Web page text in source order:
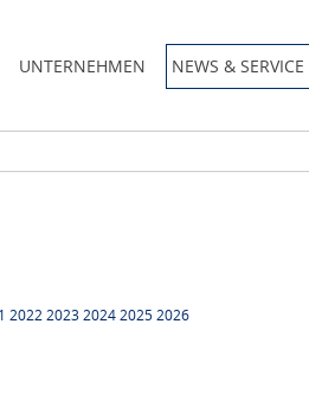
UNTERNEHMEN NEWS & SERVICE
20222023202420252026